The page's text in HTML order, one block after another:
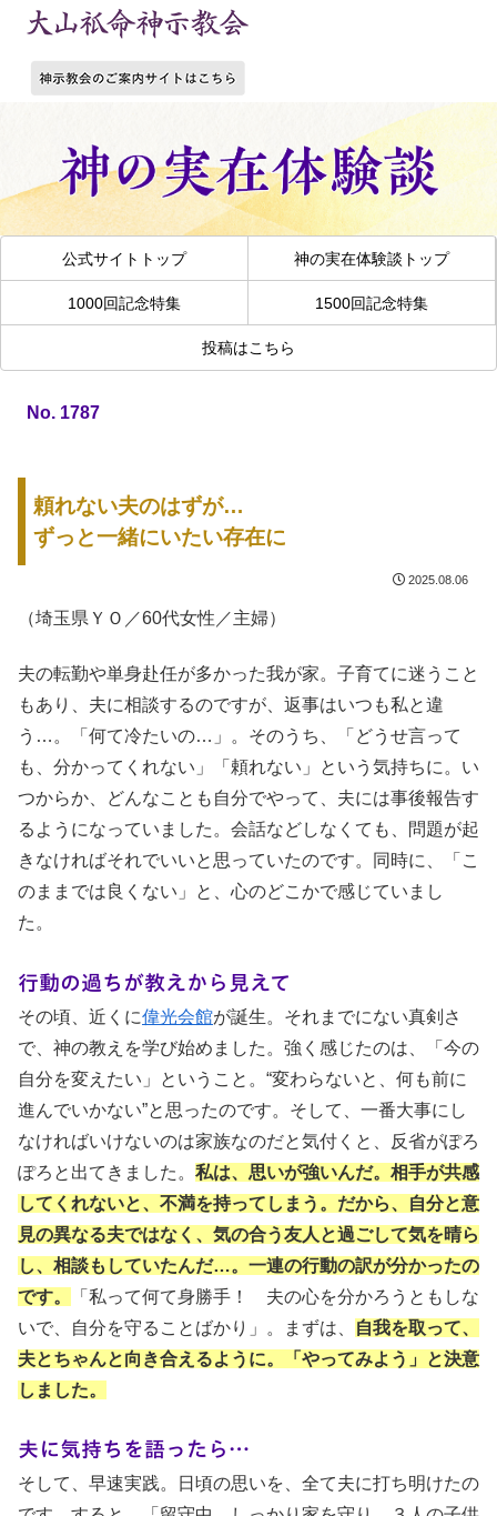
公式サイトトップ 神の実在体験談トップ
1000回記念特集 1500回記念特集
投稿はこちら
No. 1787
頼れない夫のはずが…
ずっと一緒にいたい存在に
2025.08.06
（埼玉県ＹＯ／60代女性／主婦）
夫の転勤や単身赴任が多かった我が家。子育てに迷うこと
もあり、夫に相談するのですが、返事はいつも私と違
う…。「何て冷たいの…」。そのうち、「どうせ言って
も、分かってくれない」「頼れない」という気持ちに。い
つからか、どんなことも自分でやって、夫には事後報告す
るようになっていました。会話などしなくても、問題が起
きなければそれでいいと思っていたのです。同時に、「こ
のままでは良くない」と、心のどこかで感じていまし
た。
行動の過ちが教えから見えて
その頃、近くに偉光会館が誕生。それまでにない真剣さ
で、神の教えを学び始めました。強く感じたのは、「今の
自分を変えたい」ということ。“変わらないと、何も前に
進んでいかない”と思ったのです。そして、一番大事にし
なければいけないのは家族なのだと気付くと、反省がぽろ
ぽろと出てきました。 私は、思いが強いんだ。相手が共感
してくれないと、不満を持ってしまう。だから、自分と意
見の異なる夫ではなく、気の合う友人と過ごして気を晴ら
し、相談もしていたんだ…。一連の行動の訳が分かったの
です。
「私って何て身勝手！ 夫の心を分かろうともしな
いで、自分を守ることばかり」。まずは、
自我を取って、
夫とちゃんと向き合えるように。「やってみよう」と決意
しました。
夫に気持ちを語ったら…
そして、早速実践。日頃の思いを、全て夫に打ち明けたの